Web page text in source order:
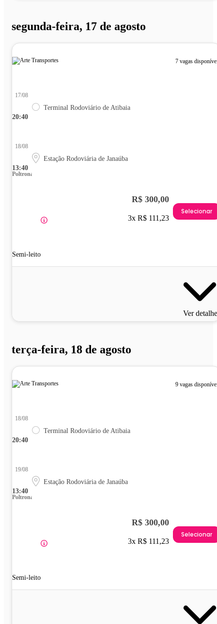
segunda-feira, 17 de agosto
7 vagas
20:40
17/08
Terminal Rodoviário de Atibaia
13:40
18/08
Estação Rodoviária de Janaúba
Poltrona
Semi-leito
R$ 300,00
3x R$ 111,23
Selecionar
Ver
terça-feira, 18 de agosto
9 vagas
20:40
18/08
Terminal Rodoviário de Atibaia
13:40
19/08
Estação Rodoviária de Janaúba
Poltrona
Semi-leito
R$ 300,00
3x R$ 111,23
Selecionar